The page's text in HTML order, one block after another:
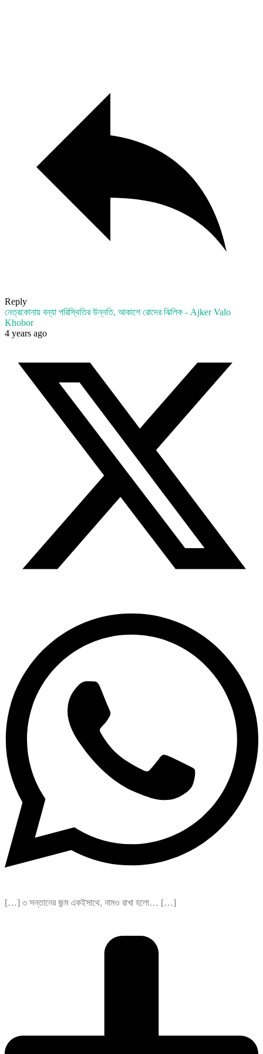
Reply
নেত্রকোনায় বন্যা পরিস্থিতির উন্নতি, আকাশে রোদের ঝিলিক - Ajker Valo
Khobor
4 years ago
[…] ৩ সন্তানের জন্ম একইসাথে, নামও রাখা হলো… […]